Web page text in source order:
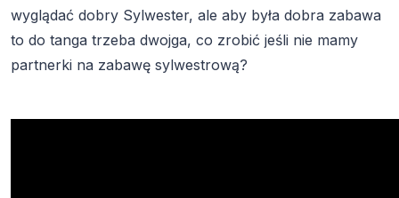
wyglądać dobry Sylwester, ale aby była dobra zabawa
to do tanga trzeba dwojga, co zrobić jeśli nie mamy
partnerki na zabawę sylwestrową?